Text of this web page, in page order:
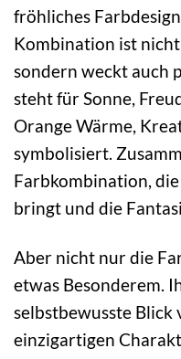
fröhliches
Kombination ist
sondern weckt auch
steht für Sonne,
Orange Wärme,
symbolisiert.
Farbkombination,
bringt und die
Aber nicht nur die
etwas Besonderem.
selbstbewusste
einzigartigen